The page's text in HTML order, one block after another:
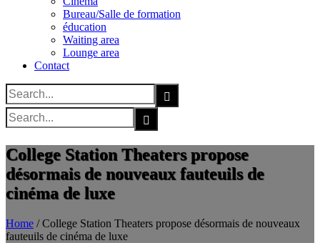
Bureau/Salle de formation
éducation
Waiting area
Lounge area
Contact
Search
for:
Search
for:
College Station Theaters propose
désormais de nouveaux fauteuils de
cinéma de luxe
Home /College Station Theaters propose désormais de nouveaux
fauteuils de cinéma de luxe